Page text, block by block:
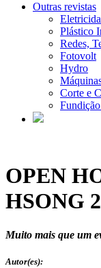
Outras revistas
Plástico
Redes,
Fotovolt
Hydro
Corte e
OPEN
HSONG
Muito mais que um
Autor(es):